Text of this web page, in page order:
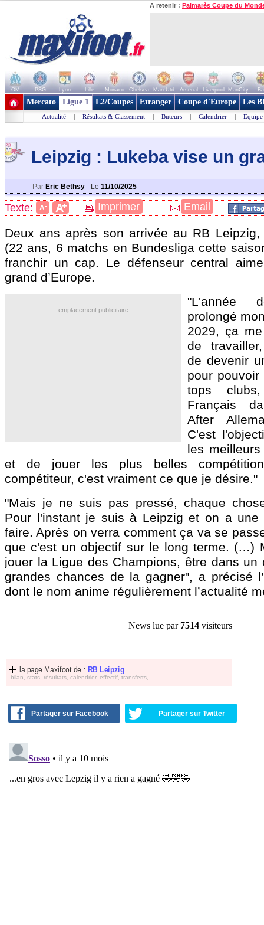
A retenir : Palmarès Coupe du
OM PSG Lyon Lille Monaco Chelsea Man Utd Arsenal Liverpool ManCity
+ de clubs
Mercato Ligue 1 L2/Coupes Etranger Coupe d'Europe Les
Actualité | Résultats & Classement | Buteurs | Calendrier | Equipe
Leipzig : Lukeba vise un
Par Eric Bethsy - Le 11/10/2025
Texte: A- A+ Imprimer Email
Deux ans après son arrivée au RB
(22 ans, 6 matchs en Bundesliga cette
franchir un cap. Le défenseur central
grand d’Europe.
emplacement publicitaire
"L'année
prolongé
2029, ça
de
de devenir
pour
tops
Français
After
C'est
les
et de jouer les plus belles
compétiteur, c'est vraiment ce que je désire."
"Mais je ne suis pas pressé, chaque
Pour l'instant je suis à Leipzig et on a une
faire. Après on verra comment ça va se
que c'est un objectif sur le long terme. (…)
jouer la Ligue des Champions, être dans un
grandes chances de la gagner", a précisé
dont le nom anime régulièrement l’actualité
News lue par 7514 visiteurs
la page Maxifoot de : RB Leipzig
bilan, stats, résultats, calendrier, effectif, transferts, ...
Partager sur Facebook Partager sur Twitter